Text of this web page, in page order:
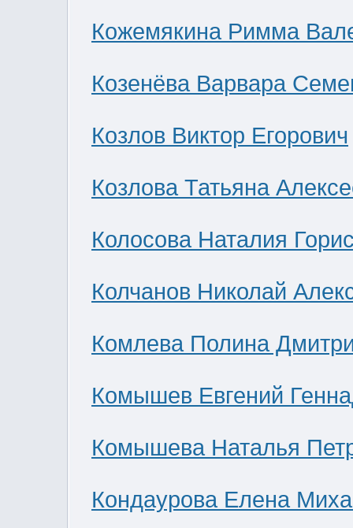
Кожемякина Римма
Козенёва Варвара
Козлов Виктор Егорович
Козлова Татьяна
Колосова Наталия
Колчанов Николай
Комлева Полина
Комышев Евгений
Комышева Наталья
Кондаурова Елена